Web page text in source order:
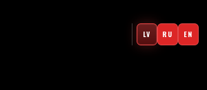
LV RU EN